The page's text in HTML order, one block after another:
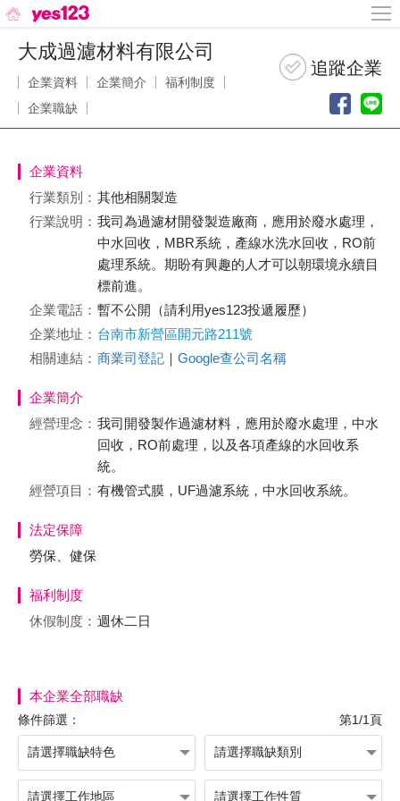
大成過濾材料有限公司
企業資料 企業簡介
福利制度
企業職缺
企業資料
行業類別： 其他相關製造
行業說明： 我司為過濾材開發製造廠商，應用於廢水處理，
中水回收，MBR系統，產線水洗水回收，RO前
處理系統。期盼有興趣的人才可以朝環境永續目
標前進。
企業電話： 暫不公開（請利用yes123投遞履歷）
企業地址： 台南市新營區開元路211號
相關連結： 商業司登記 ｜ Google查公司名稱
企業簡介
經營理念： 我司開發製作過濾材料，應用於廢水處理，中水
回收，RO前處理，以及各項產線的水回收系
統。
經營項目： 有機管式膜，UF過濾系統，中水回收系統。
法定保障
勞保、健保
福利制度
休假制度： 週休二日
本企業全部職缺
條件篩選： 第1/1頁